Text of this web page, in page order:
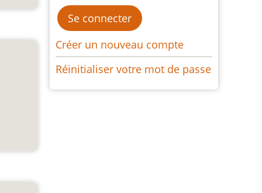
Créer un nouveau compte
Réinitialiser votre mot de passe